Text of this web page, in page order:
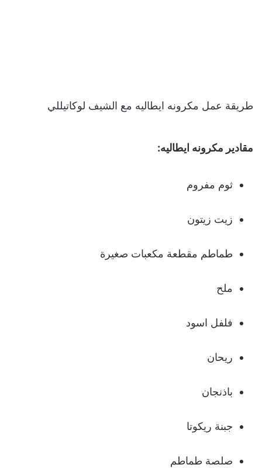
طريقة عمل مكرونه ايطاليه مع الشيف لوكاتيللي
مقادير مكرونه ايطاليه:
ثوم مفروم
زيت زيتون
طماطم مقطعة مكعبات صغيرة
ملح
فلفل اسود
ريحان
باذنجان
جبنة ريكوتا
صلصة طماطم